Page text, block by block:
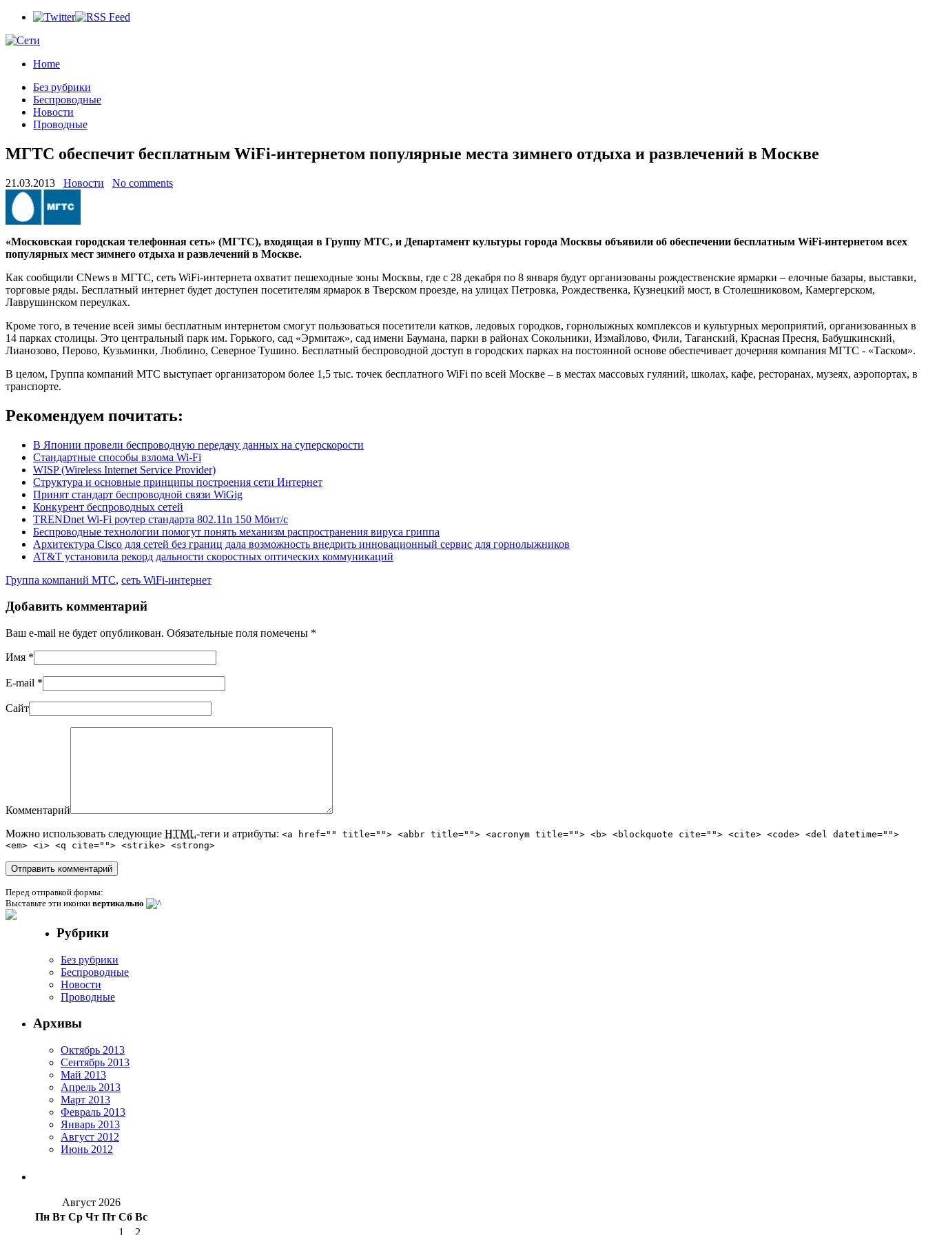
Home
Без рубрики
Беспроводные
Новости
Проводные
МГТС обеспечит бесплатным WiFi-интернетом популярные места зимнего отдыха и развлечений в Москве
21.03.2013 Новости No comments
«Московская городская телефонная сеть» (МГТС), входящая в Группу МТС, и Департамент культуры города Москвы объявили об обеспечении бесплатным WiFi-интернетом всех
популярных мест зимнего отдыха и развлечений в Москве.
Как сообщили CNews в МГТС, сеть WiFi-интернета охватит пешеходные зоны Москвы, где с 28 декабря по 8 января будут организованы рождественские ярмарки – елочные базары, выставки,
торговые ряды. Бесплатный интернет будет доступен посетителям ярмарок в Тверском проезде, на улицах Петровка, Рождественка, Кузнецкий мост, в Столешниковом, Камергерском,
Лаврушинском переулках.
Кроме того, в течение всей зимы бесплатным интернетом смогут пользоваться посетители катков, ледовых городков, горнолыжных комплексов и культурных мероприятий, организованных в
14 парках столицы. Это центральный парк им. Горького, сад «Эрмитаж», сад имени Баумана, парки в районах Сокольники, Измайлово, Фили, Таганский, Красная Пресня, Бабушкинский,
Лианозово, Перово, Кузьминки, Люблино, Северное Тушино. Бесплатный беспроводной доступ в городских парках на постоянной основе обеспечивает дочерняя компания МГТС - «Таском».
В целом, Группа компаний МТС выступает организатором более 1,5 тыс. точек бесплатного WiFi по всей Москве – в местах массовых гуляний, школах, кафе, ресторанах, музеях, аэропортах, в
транспорте.
Рекомендуем почитать:
В Японии провели беспроводную передачу данных на суперскорости
Стандартные способы взлома Wi-Fi
WISP (Wireless Internet Service Provider)
Структура и основные принципы построения сети Интернет
Принят стандарт беспроводной связи WiGig
Конкурент беспроводных сетей
TRENDnet Wi-Fi роутер стандарта 802.11n 150 Мбит/с
Беспроводные технологии помогут понять механизм распространения вируса гриппа
Архитектура Cisco для сетей без границ дала возможность внедрить инновационный сервис для горнолыжников
AT&T установила рекорд дальности скоростных оптических коммуникаций
Группа компаний МТС, сеть WiFi-интернет
Добавить комментарий
Ваш e-mail не будет опубликован. Обязательные поля помечены *
Имя *
E-mail *
Сайт
Комментарий
Можно использовать следующие HTML-теги и атрибуты: <a href="" title=""> <abbr title=""> <acronym title=""> <b> <blockquote cite=""> <cite> <code> <del datetime="">
<em> <i> <q cite=""> <strike> <strong>
Перед отправкой формы:
Выставьте эти иконки вертикально
Рубрики
Без рубрики
Беспроводные
Новости
Проводные
Архивы
Октябрь 2013
Сентябрь 2013
Май 2013
Апрель 2013
Март 2013
Февраль 2013
Январь 2013
Август 2012
Июнь 2012
Август 2026
Пн Вт Ср Чт Пт Сб Вс
1
2